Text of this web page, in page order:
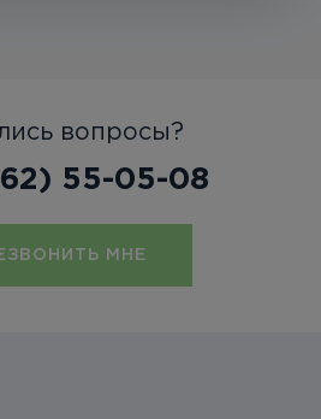
вопросы?
55-05-08
МНЕ